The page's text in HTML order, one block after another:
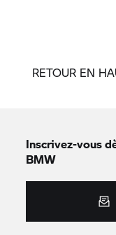
RETOUR EN
Inscrivez-vous
BMW